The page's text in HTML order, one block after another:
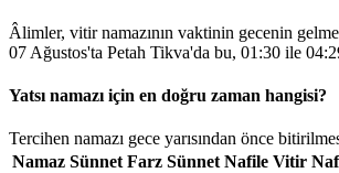
Âlimler, vitir namazının vaktinin gecenin
07 Ağustos'ta Petah Tikva'da bu, 01:30 ile
Yatsı namazı için en doğru zaman hangisi?
Tercihen namazı gece yarısından önce
Namaz Sünnet Farz Sünnet Nafile Vitir